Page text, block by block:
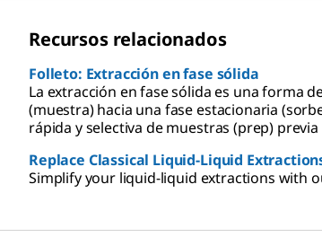
Recursos relacionados
Folleto: Extracción en fase sólida
La extracción en fase sólida es una forma
(muestra) hacia una fase estacionaria
rápida y selectiva de muestras (prep)
Replace Classical Liquid-Liquid
Simplify your liquid-liquid extractions with